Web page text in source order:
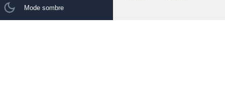
Mode sombre